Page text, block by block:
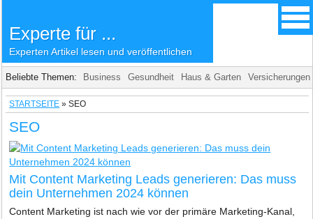
Experte für ...
Experten Artikel lesen und veröffentlichen
Beliebte Themen: Business Gesundheit Haus & Garten Versicherungen
STARTSEITE »SEO
SEO
Mit Content Marketing Leads generieren: Das muss
dein Unternehmen 2024 können
Content Marketing ist nach wie vor der primäre Marketing-Kanal,